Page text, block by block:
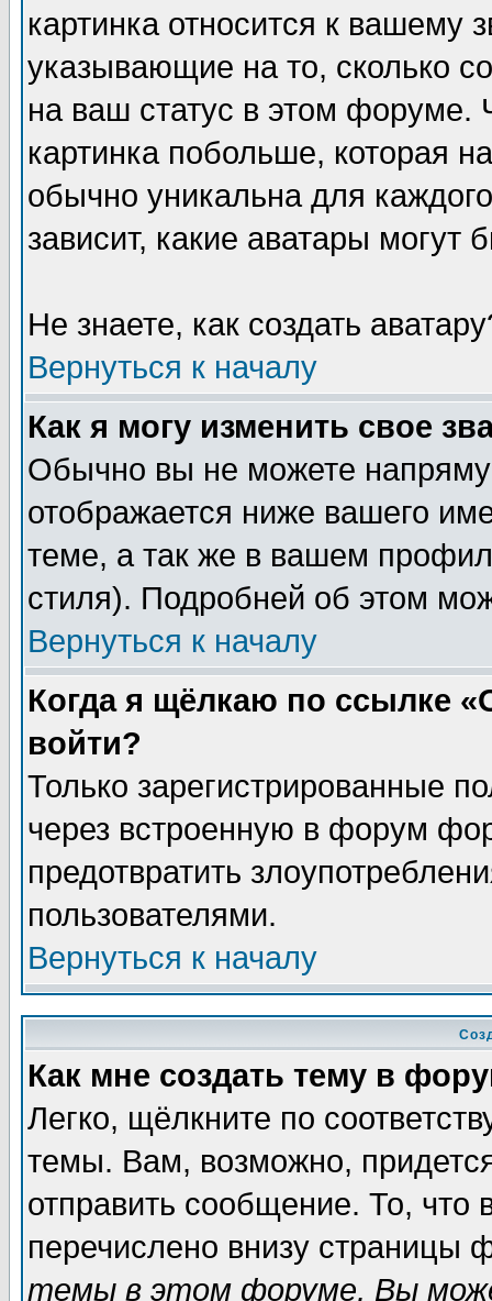
картинка относится к вашему
указывающие на то, сколько
на ваш статус в этом форуме.
картинка побольше, которая
обычно уникальна для
зависит, какие аватары могут
Не знаете, как создать
Вернуться к началу
Как я могу изменить свое
Обычно вы не можете
отображается ниже вашего
теме, а так же в вашем
стиля). Подробней об этом
Вернуться к началу
Когда я щёлкаю по ссылке
войти?
Только зарегистрированные
через встроенную в форум
предотвратить
пользователями.
Вернуться к началу
Как мне создать тему в
Легко, щёлкните по
темы. Вам, возможно,
отправить сообщение. То,
перечислено внизу страницы
темы в этом форуме, Вы